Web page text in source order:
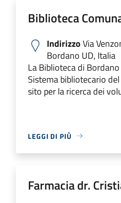
Biblioteca
IndirizzoVia
Bordano UD, Italia
La Biblioteca di
Sistema bibliotecario
sito per la ricerca dei
LEGGI DI PIÙ
Farmacia dr.